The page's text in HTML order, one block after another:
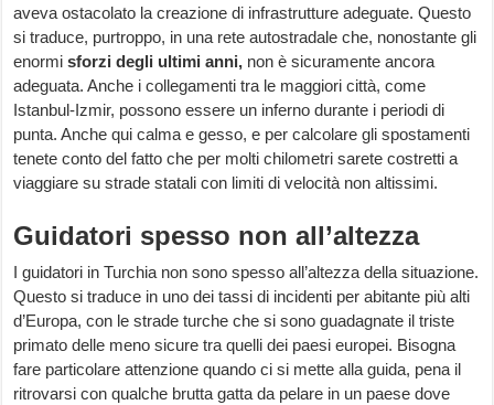
aveva ostacolato la creazione di infrastrutture adeguate. Questo
si traduce, purtroppo, in una rete autostradale che, nonostante gli
enormisforzi degli ultimi anni, non è sicuramente ancora
adeguata. Anche i collegamenti tra le maggiori città, come
Istanbul-Izmir, possono essere un inferno durante i periodi di
punta. Anche qui calma e gesso, e per calcolare gli spostamenti
tenete conto del fatto che per molti chilometri sarete costretti a
viaggiare su strade statali con limiti di velocità non altissimi.
Guidatori spesso non all’altezza
I guidatori in Turchia non sono spesso all’altezza della situazione.
Questo si traduce in uno dei tassi di incidenti per abitante più alti
d’Europa, con le strade turche che si sono guadagnate il triste
primato delle meno sicure tra quelli dei paesi europei. Bisogna
fare particolare attenzione quando ci si mette alla guida, pena il
ritrovarsi con qualche brutta gatta da pelare in un paese dove